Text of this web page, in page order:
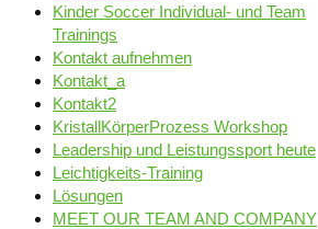
Kinder Soccer Individual- und Team
Trainings
Kontakt aufnehmen
Kontakt_a
Kontakt2
KristallKörperProzess Workshop
Leadership und Leistungssport heute
Leichtigkeits-Training
Lösungen
MEET OUR TEAM AND COMPANY